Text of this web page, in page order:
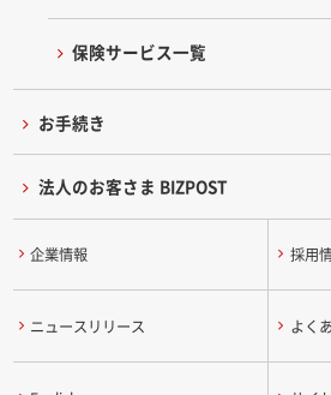
保険サービス一覧
お手続き
法人のお客さま BIZPOST
企業情報 採用
ニュースリリース よく